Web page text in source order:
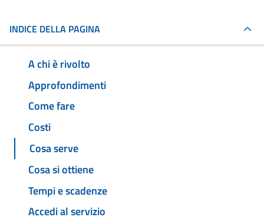
INDICE DELLA PAGINA
A chi è rivolto
Approfondimenti
Come fare
Costi
Cosa serve
Cosa si ottiene
Tempi e scadenze
Accedi al servizio